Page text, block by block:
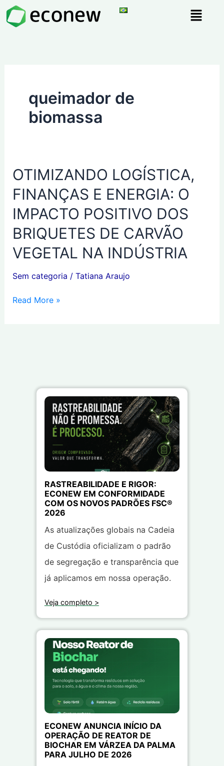
para
Menu
queimador de
biomassa
OTIMIZANDO LOGÍSTICA,
FINANÇAS E ENERGIA: O
IMPACTO POSITIVO DOS
BRIQUETES DE CARVÃO
VEGETAL NA INDÚSTRIA
Sem categoria / Tatiana Araujo
OTIMIZANDO
LOGÍSTICA,
FINANÇAS
E
ENERGIA:
O
IMPACTO
POSITIVO
BRIQUETES
CARVÃO
Read More »
RASTREABILIDADE E RIGOR:
ECONEW EM CONFORMIDADE
COM OS NOVOS PADRÕES FSC®
2026
As atualizações globais na Cadeia
de Custódia oficializam o padrão
de segregação e transparência que
já aplicamos em nossa operação.
Veja completo >
ECONEW ANUNCIA INÍCIO DA
OPERAÇÃO DE REATOR DE
BIOCHAR EM VÁRZEA DA PALMA
PARA JULHO DE 2026